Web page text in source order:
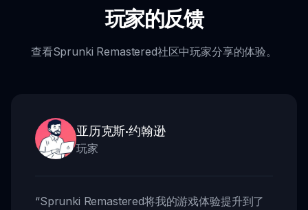
玩家的反馈
查看Sprunki Remastered社区中玩家分享的体验。
亚历克斯·约翰逊
玩家
“Sprunki Remastered将我的游戏体验提升到了